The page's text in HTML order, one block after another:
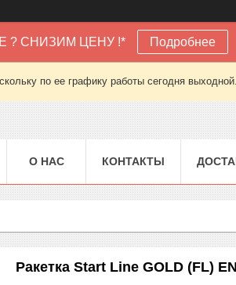
? СНИЗИМ ЦЕНУ !* Подробнее
по ее графику работы сегодня
О НАС КОНТАКТЫ
Ракетка Start Line GOLD (FL)